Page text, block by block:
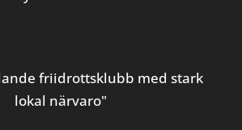
friidrottsklubb med stark
lokal närvaro"